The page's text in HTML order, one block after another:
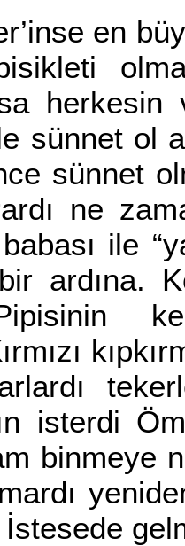
en büyük
herkesin
sünnet ol
sünnet
ne
ile
ardına.
isterdi
binmeye